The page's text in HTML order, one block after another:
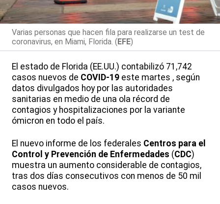
Varias personas que hacen fila para realizarse un test de
coronavirus, en Miami, Florida. (EFE)
El estado de Florida (EE.UU.) contabilizó 71,742
casos nuevos de COVID-19 este martes , según
datos divulgados hoy por las autoridades
sanitarias en medio de una ola récord de
contagios y hospitalizaciones por la variante
ómicron en todo el país.
El nuevo informe de los federales Centros para el
Control y Prevención de Enfermedades (CDC)
muestra un aumento considerable de contagios,
tras dos días consecutivos con menos de 50 mil
casos nuevos.